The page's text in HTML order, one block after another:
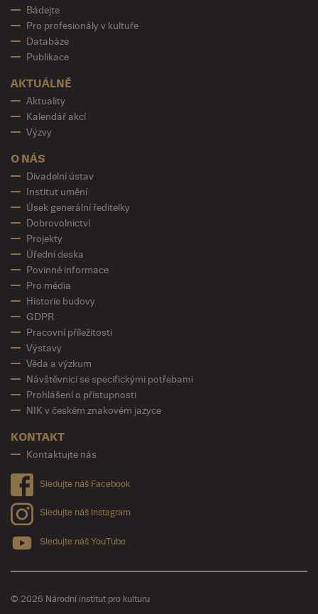
Bádejte
Pro profesionály v kultuře
Databáze
Publikace
AKTUÁLNĚ
Aktuality
Kalendář akcí
Výzvy
O NÁS
Divadelní ústav
Institut umění
Úsek generální ředitelky
Dobrovolnictví
Projekty
Úřední deska
Povinné informace
Pro média
Historie budovy
GDPR
Pracovní příležitosti
Výstavy
Věda a výzkum
Návštěvníci se specifickými potřebami
Prohlášení o přístupnosti
NIK v českém znakovém jazyce
KONTAKT
Kontaktujte nás
Sledujte náš Facebook
Sledujte náš Instagram
Sledujte náš YouTube
© 2026 Národní institut pro kulturu